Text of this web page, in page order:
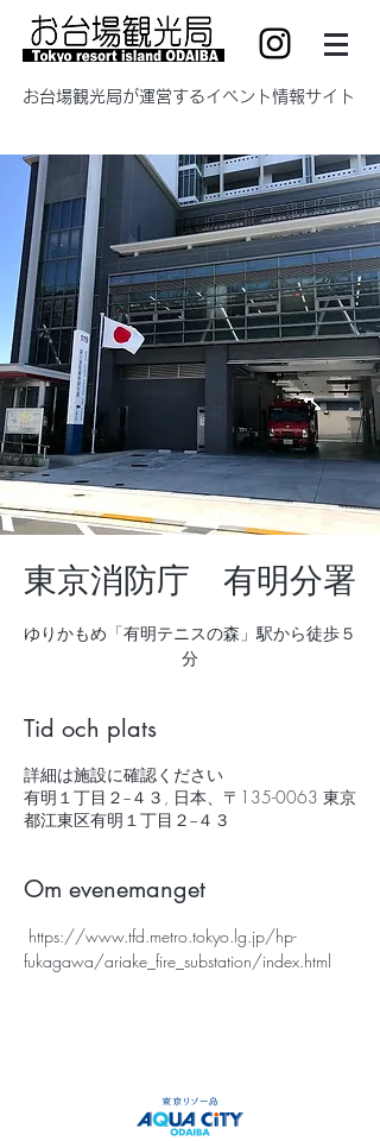
​お台場観光局が運営するイベント情報サイト
東京消防庁 有明分署
ゆりかもめ「有明テニスの森」駅から徒歩５
分
Tid och plats
詳細は施設に確認ください
有明１丁目２−４３, 日本、〒135-0063 東京
都江東区有明１丁目２−４３
Om evenemanget
https://www.tfd.metro.tokyo.lg.jp/hp-
fukagawa/ariake_fire_substation/index.html